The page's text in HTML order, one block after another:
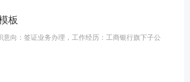
板
向：签证业务办理，工作经历：工商银行旗下子公